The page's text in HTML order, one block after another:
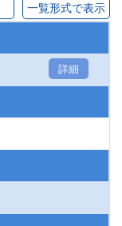
一覧形式で表示
詳細